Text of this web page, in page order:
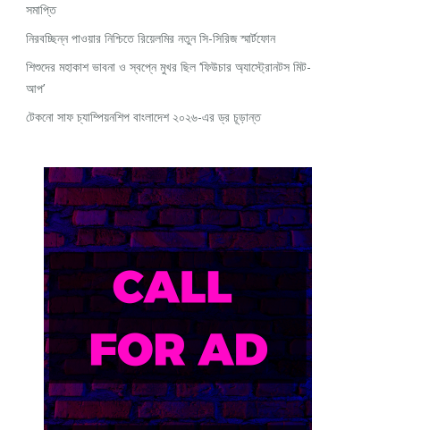
সমাপ্তি
নিরবচ্ছিন্ন পাওয়ার নিশ্চিতে রিয়েলমির নতুন সি-সিরিজ স্মার্টফোন
শিশুদের মহাকাশ ভাবনা ও স্বপ্নে মুখর ছিল ‘ফিউচার অ্যাস্ট্রোনটস মিট-
আপ’
টেকনো সাফ চ্যাম্পিয়নশিপ বাংলাদেশ ২০২৬-এর ড্র চূড়ান্ত